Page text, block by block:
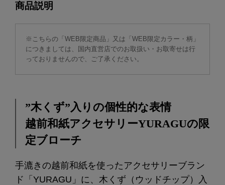
商品説明
※こちらの「WEB限定商品」又は「WEB限定カラー・柄」
につきましては、国内直営店でのお取扱い・お取寄せは行
っておりませんので、ご了承ください。
”木くず”入りの個性的な表情
越前和紙アクセサリーYURAGUの限
定ブローチ
手漉きの越前和紙を使ったアクセサリーブラン
ド「YURAGU」に、木くず（ウッドチップ）入